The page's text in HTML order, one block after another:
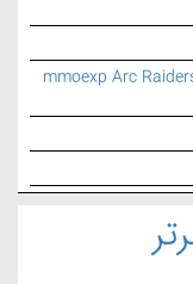
mmoexp Arc